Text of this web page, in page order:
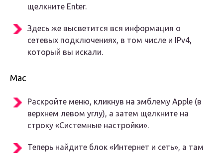
щелкните Enter.
Здесь же высветится вся информация о
сетевых подключениях, в том числе и IPv4,
который вы искали.
Mac
Раскройте меню, кликнув на эмблему Apple (в
верхнем левом углу), а затем щелкните на
строку «Системные настройки».
Теперь найдите блок «Интернет и сеть», а там